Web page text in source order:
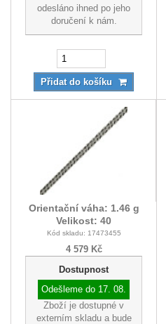
odesláno ihned po jeho
doručení k nám.
Přidat do košíku
Orientační váha: 1.46 g
Velikost: 40
Kód skladu: 17473455
4 579 Kč
Dostupnost
Odešleme do 17. 08.
Zboží je dostupné v
externím skladu a bude